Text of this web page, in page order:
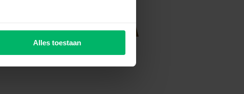
Alles toestaan